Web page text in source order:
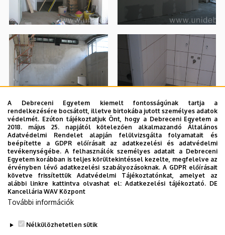
A Debreceni Egyetem kiemelt fontosságúnak tartja a
rendelkezésére bocsátott, illetve birtokába jutott személyes adatok
védelmét. Ezúton tájékoztatjuk Önt, hogy a Debreceni Egyetem a
2018. május 25. napjától kötelezően alkalmazandó Általános
Adatvédelmi Rendelet alapján felülvizsgálta folyamatait és
beépítette a GDPR előírásait az adatkezelési és adatvédelmi
tevékenységébe. A felhasználók személyes adatait a Debreceni
Egyetem korábban is teljes körültekintéssel kezelte, megfelelve az
érvényben lévő adatkezelési szabályozásoknak. A GDPR előírásait
követve frissítettük Adatvédelmi Tájékoztatónkat, amelyet az
alábbi linkre kattintva olvashat el:Adatkezelési tájékoztató. DE
Kancellária WAV Központ
További információk
Nélkülözhetetlen sütik